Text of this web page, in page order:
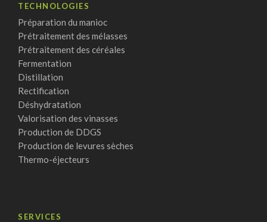
TECHNOLOGIES
Préparation du manioc
Prétraitement des mélasses
Prétraitement des céréales
Fermentation
Distillation
Rectification
Déshydratation
Valorisation des vinasses
Production de DDGS
Production de levures sèches
Thermo-éjecteurs
SERVICES